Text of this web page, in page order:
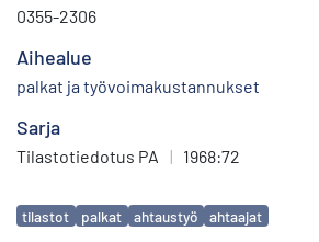
0355-2306
Aihealue
palkat ja työvoimakustannukset
Sarja
Tilastotiedotus PA | 1968:72
Avainsanat
tilastot palkat ahtaustyö ahtaajat